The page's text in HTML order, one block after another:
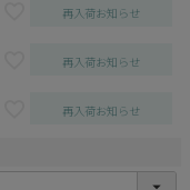
再入荷お知らせ
再入荷お知らせ
再入荷お知らせ